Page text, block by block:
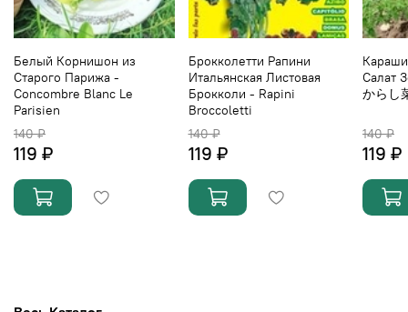
Белый Корнишон из
Старого Парижа -
Concombre Blanc Le
Parisien
140 ₽
119 ₽
Брокколетти Рапини
Итальянская Листовая
Брокколи - Rapini
Broccoletti
140 ₽
119 ₽
Салат
からし
140 ₽
119 ₽